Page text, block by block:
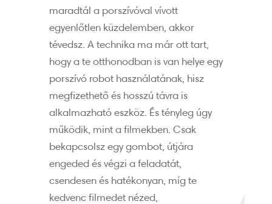
maradtál a porszívóval vívott
egyenlőtlen küzdelemben, akkor
tévedsz. A technika ma már ott tart,
hogy a te otthonodban is van helye egy
porszívó robot használatának, hisz
megfizethető és hosszú távra is
alkalmazható eszköz. És tényleg úgy
működik, mint a filmekben. Csak
bekapcsolsz egy gombot, útjára
engeded és végzi a feladatát,
csendesen és hatékonyan, míg te
kedvenc filmedet nézed,